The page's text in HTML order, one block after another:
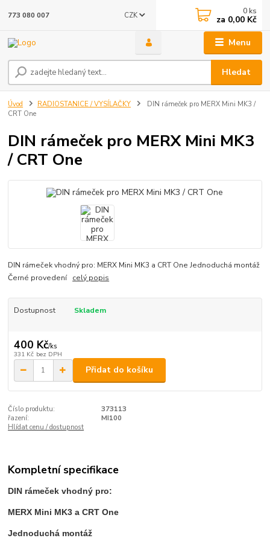
Menu
CZK
Hledat
773 080 007 0 ks
za 0,00 Kč
Úvod RADIOSTANICE / VYSÍLAČKY
DIN rámeček pro MERX Mini MK3 /
CRT One
DIN rámeček pro MERX Mini MK3
/ CRT One
DIN rámeček vhodný pro: MERX Mini MK3 a CRT One Jednoduchá montáž
Černé provedení celý popis
Dostupnost Skladem
400 Kč/ks
331 Kč bez DPH
Přidat do košíku
Číslo produktu:
373113
řazení:
MI100
Hlídat cenu / dostupnost
Kompletní specifikace
DIN rámeček vhodný pro:
MERX Mini MK3 a CRT One
Jednoduchá montáž